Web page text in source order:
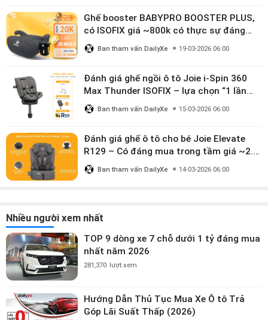
Ghế booster BABYPRO BOOSTER PLUS,
có ISOFIX giá ~800k có thực sự đáng
mua?
Ban tham vấn DailyXe 19-03-2026 06:00
Đánh giá ghế ngồi ô tô Joie i-Spin 360
Max Thunder ISOFIX – lựa chọn “1 lần
dùng đến 12 năm” có đáng giá gần 9
triệu?
Ban tham vấn DailyXe 15-03-2026 06:00
Đánh giá ghế ô tô cho bé Joie Elevate
R129 – Có đáng mua trong tầm giá ~2.8
triệu?
Ban tham vấn DailyXe 14-03-2026 06:00
Nhiều người xem nhất
TOP 9 dòng xe 7 chỗ dưới 1 tỷ đáng mua
nhất năm 2026
281,370 lượt xem
Hướng Dẫn Thủ Tục Mua Xe Ô tô Trả
Góp Lãi Suất Thấp (2026)